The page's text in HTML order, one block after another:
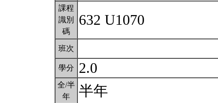
課程
識別
碼
632 U1070
班次
學分 2.0
全/半
年
半年